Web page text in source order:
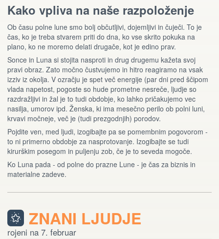
Kako vpliva na naše razpoloženje
Ob času polne lune smo bolj občutljivi, dojemljivi in čuječi. To je
čas, ko je treba stvarem priti do dna, ko vse skrito pokuka na
plano, ko ne moremo delati drugače, kot je edino prav.
Sonce in Luna si stojita nasproti in drug drugemu kažeta svoj
pravi obraz. Zato močno čustvujemo in hitro reagiramo na vsak
izziv iz okolja. V ozračju je spet več energije (par dni pred ščipom
vlada napetost, pogoste so hude prometne nesreče, ljudje so
razdražljivi in žal je to tudi obdobje, ko lahko pričakujemo vec
nasilja, umorov ipd. Ženska, ki ima mesečno perilo ob polni luni,
krvavi močneje, več je (tudi prezgodnjih) porodov.
Pojdite ven, med ljudi, izogibajte pa se pomembnim pogovorom -
to ni primerno obdobje za nasprotovanje. Izogibajte se tudi
kirurškim posegom in puljenju zob, če je to seveda mogoče.
Ko Luna pada - od polne do prazne Lune - je čas za biznis in
materialne zadeve.
ZNANI LJUDJE
rojeni na 7. februar